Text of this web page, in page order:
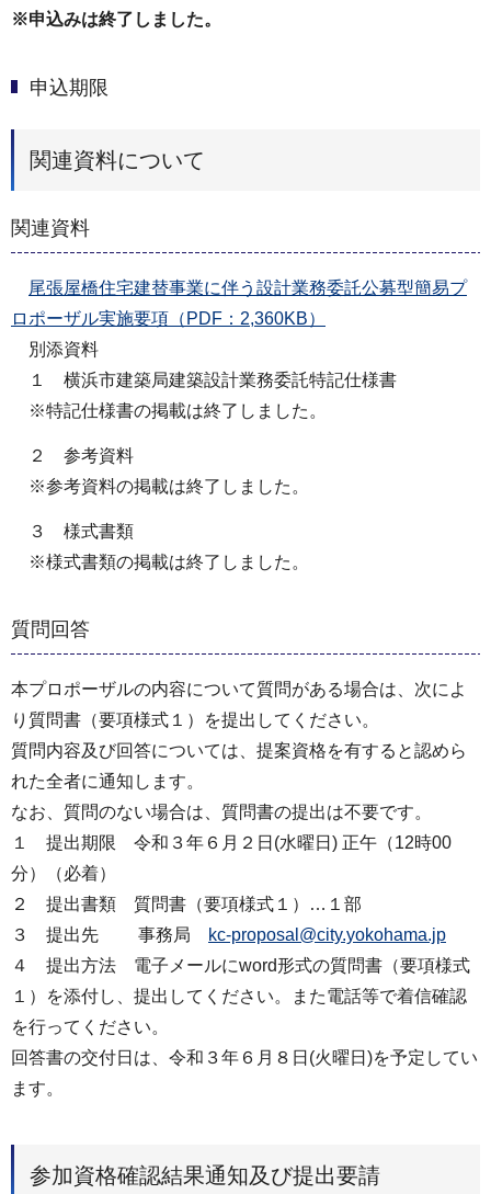
※申込みは終了しました。
申込期限
関連資料について
関連資料
尾張屋橋住宅建替事業に伴う設計業務委託公募型簡易プ
ロポーザル実施要項（PDF：2,360KB）
別添資料
１ 横浜市建築局建築設計業務委託特記仕様書
※特記仕様書の掲載は終了しました。
２ 参考資料
※参考資料の掲載は終了しました。
３ 様式書類
※様式書類の掲載は終了しました。
質問回答
本プロポーザルの内容について質問がある場合は、次によ
り質問書（要項様式１）を提出してください。
質問内容及び回答については、提案資格を有すると認めら
れた全者に通知します。
なお、質問のない場合は、質問書の提出は不要です。
１ 提出期限 令和３年６月２日(水曜日) 正午（12時00
分）（必着）
２ 提出書類 質問書（要項様式１）…１部
３ 提出先 事務局
kc-proposal@city.yokohama.jp
４ 提出方法 電子メールにword形式の質問書（要項様式
１）を添付し、提出してください。また電話等で着信確認
を行ってください。
回答書の交付日は、令和３年６月８日(火曜日)を予定してい
ます。
参加資格確認結果通知及び提出要請